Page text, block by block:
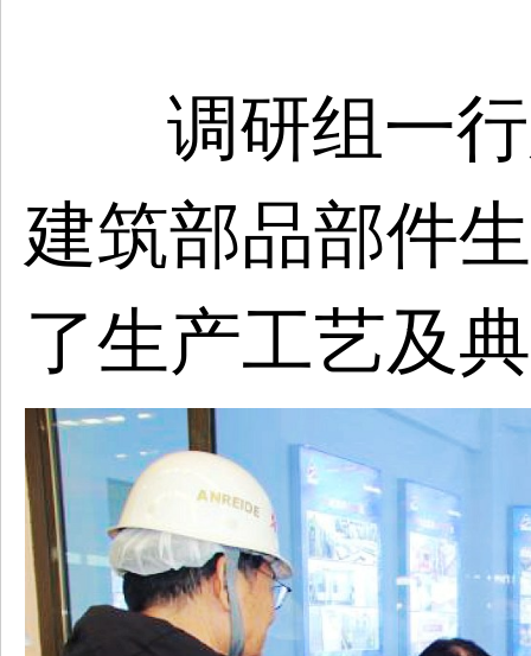
调研组一
建筑部品部件
了生产工艺及